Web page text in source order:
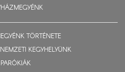
TÖRTÉNETE
KEGYHELYÜNK
PARÓKIÁK